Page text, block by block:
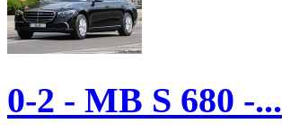
0-2 - MB S 680 -...